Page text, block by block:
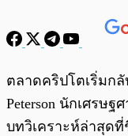
พร้อมเล่น
ตลาดคริปโตเริ่มกลั
Peterson นักเศรษฐ
บทวิเคราะห์ล่าสุดที่